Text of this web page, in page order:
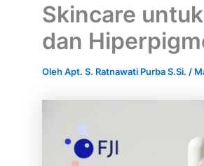
Skincare
dan
OlehApt. S. Ratnawati Purba S.Si. /